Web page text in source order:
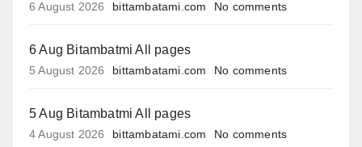
6 August 2026 bittambatami.com No comments
6 Aug Bitambatmi All pages
5 August 2026 bittambatami.com No comments
5 Aug Bitambatmi All pages
4 August 2026 bittambatami.com No comments